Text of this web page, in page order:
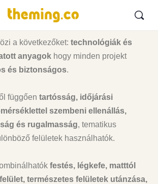
a következőket: technológiák és
anyagok hogy minden projekt
és biztonságos.
függően tartósság, időjárási
szembeni ellenállás,
és rugalmasság, tematikus
felületek használhatók.
festés, légkefe, matttól
természetes felületek utánzása,